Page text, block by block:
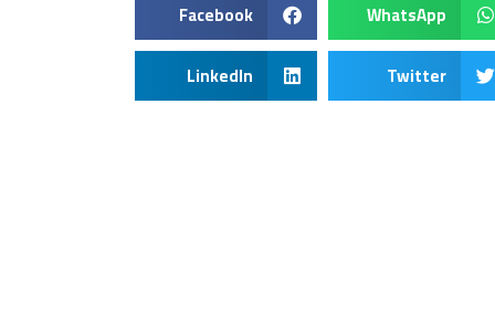
WhatsApp
Facebook
Twitter
LinkedIn